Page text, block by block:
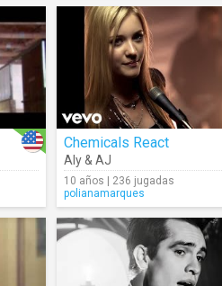
Chemicals React
Aly & AJ
10 años | 236 jugadas
polianamarques